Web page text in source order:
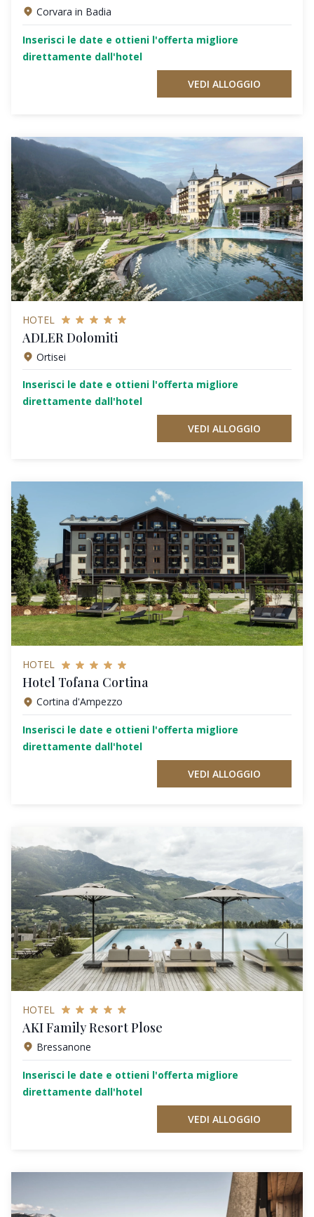
Corvara in Badia
Inserisci le date e ottieni l'offerta migliore
direttamente dall'hotel
VEDI ALLOGGIO
HOTEL
ADLER Dolomiti
Ortisei
Inserisci le date e ottieni l'offerta migliore
direttamente dall'hotel
VEDI ALLOGGIO
HOTEL
Hotel Tofana Cortina
Cortina d'Ampezzo
Inserisci le date e ottieni l'offerta migliore
direttamente dall'hotel
VEDI ALLOGGIO
HOTEL
AKI Family Resort Plose
Bressanone
Inserisci le date e ottieni l'offerta migliore
direttamente dall'hotel
VEDI ALLOGGIO